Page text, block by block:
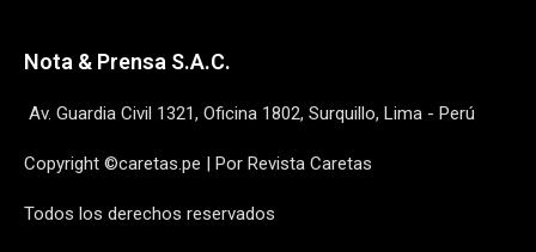
Nota & Prensa S.A.C.
Av. Guardia Civil 1321, Oficina 1802, Surquillo, Lima - Perú
Copyright ©caretas.pe | Por Revista Caretas
Todos los derechos reservados